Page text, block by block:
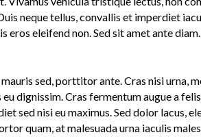
neque tellus, convallis et imperdiet
eleifend non. Sed sit amet ante
sed, porttitor ante. Cras nisi urna,
dignissim. Cras fermentum augue a
nisi eu maximus. Sed dolor lacus,
quam, at malesuada urna iaculis